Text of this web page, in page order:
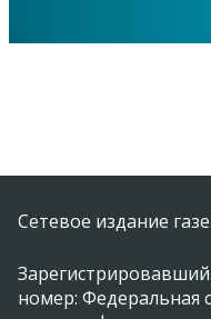
Сетевое издание
номер: Федеральная